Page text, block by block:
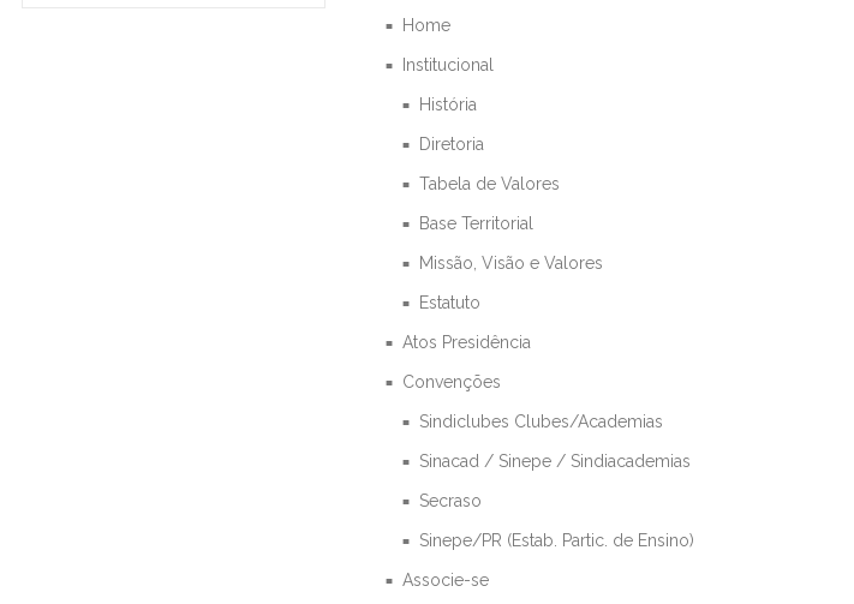
Home
Institucional
História
Diretoria
Tabela de Valores
Base Territorial
Missão, Visão e Valores
Estatuto
Atos Presidência
Convenções
Sindiclubes Clubes/Academias
Sinacad / Sinepe / Sindiacademias
Secraso
Sinepe/PR (Estab. Partic. de Ensino)
Associe-se